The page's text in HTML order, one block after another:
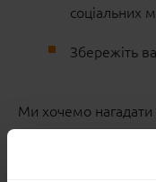
соціальних
Збережіть
Ми хочемо
Getpin ви можете
акаунтами